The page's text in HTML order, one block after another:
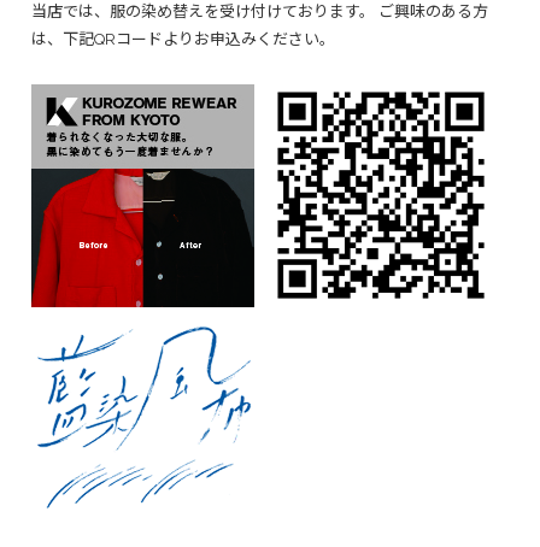
当店では、服の染め替えを受け付けております。 ご興味のある方
は、下記QRコードよりお申込みください。